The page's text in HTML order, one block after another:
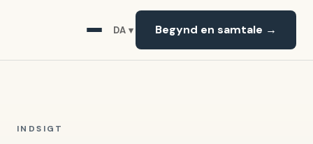
DA ▾ Begynd en samtale →
INDSIGT